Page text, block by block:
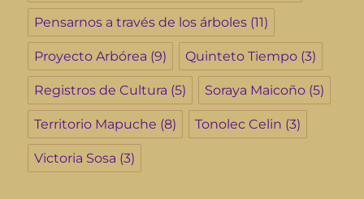
Pensarnos a través de los árboles (11)
Proyecto Arbórea (9) Quinteto Tiempo (3)
Registros de Cultura (5) Soraya Maicoño (5)
Territorio Mapuche (8) Tonolec Celin (3)
Victoria Sosa (3)